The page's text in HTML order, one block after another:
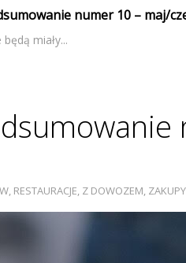
numer 10 – maj/
miały...
, RESTAURACJE, Z DOWOZEM, ZAKUPY